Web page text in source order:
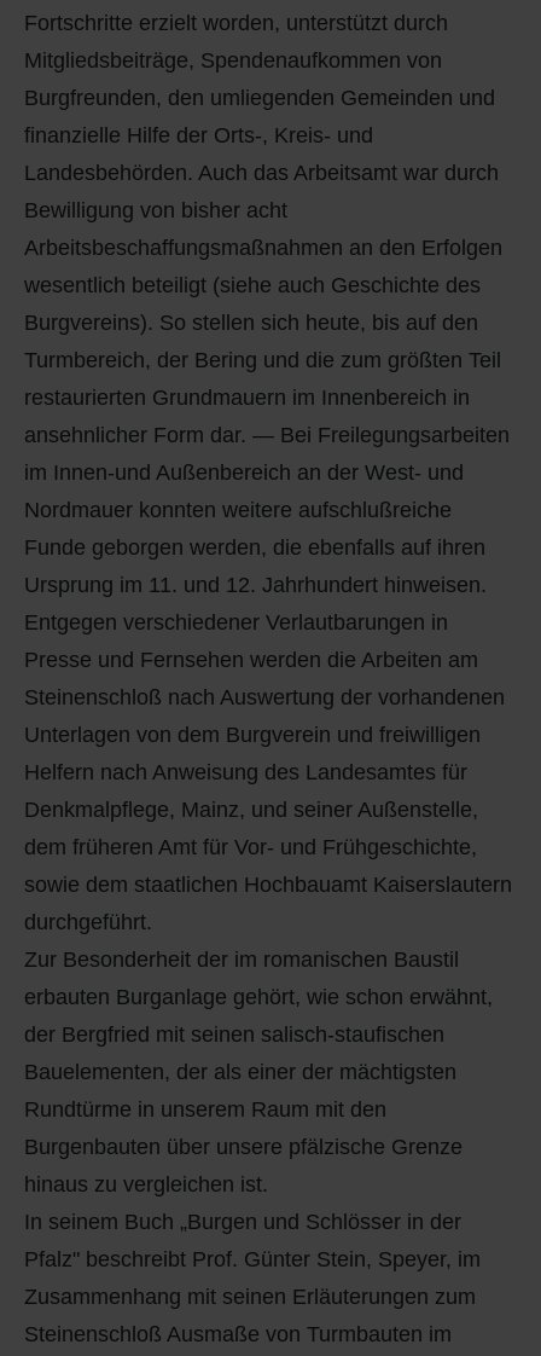
Fortschritte erzielt worden, unterstützt durch
Mitgliedsbeiträge, Spendenaufkommen von
Burgfreunden, den umliegenden Gemeinden und
finanzielle Hilfe der Orts-, Kreis- und
Landesbehörden. Auch das Arbeitsamt war durch
Bewilligung von bisher acht
Arbeitsbeschaffungsmaßnahmen an den Erfolgen
wesentlich beteiligt (siehe auch Geschichte des
Burgvereins). So stellen sich heute, bis auf den
Turmbereich, der Bering und die zum größten Teil
restaurierten Grundmauern im Innenbereich in
ansehnlicher Form dar. — Bei Freilegungsarbeiten
im Innen-und Außenbereich an der West- und
Nordmauer konnten weitere aufschlußreiche
Funde geborgen werden, die ebenfalls auf ihren
Ursprung im 11. und 12. Jahrhundert hinweisen.
Entgegen verschiedener Verlautbarungen in
Presse und Fernsehen werden die Arbeiten am
Steinenschloß nach Auswertung der vorhandenen
Unterlagen von dem Burgverein und freiwilligen
Helfern nach Anweisung des Landesamtes für
Denkmalpflege, Mainz, und seiner Außenstelle,
dem früheren Amt für Vor- und Frühgeschichte,
sowie dem staatlichen Hochbauamt Kaiserslautern
durchgeführt.
Zur Besonderheit der im romanischen Baustil
erbauten Burganlage gehört, wie schon erwähnt,
der Bergfried mit seinen salisch-staufischen
Bauelementen, der als einer der mächtigsten
Rundtürme in unserem Raum mit den
Burgenbauten über unsere pfälzische Grenze
hinaus zu vergleichen ist.
In seinem Buch „Burgen und Schlösser in der
Pfalz" beschreibt Prof. Günter Stein, Speyer, im
Zusammenhang mit seinen Erläuterungen zum
Steinenschloß Ausmaße von Turmbauten im